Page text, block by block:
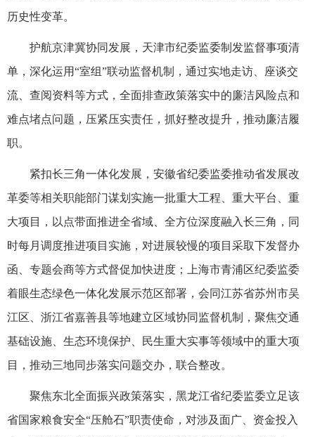
历史性变革。
护航京津冀协同发展，天津市纪委监委制发监督事项清
单，深化运用“室组”联动监督机制，通过实地走访、座谈交
流、查阅资料等方式，全面排查政策落实中的廉洁风险点和
难点堵点问题，压紧压实责任，抓好整改提升，推动廉洁履
职。
紧扣长三角一体化发展，安徽省纪委监委推动省发展改
革委等相关职能部门谋划实施一批重大工程、重大平台、重
大项目，以点带面推进全省域、全方位深度融入长三角，同
时每月调度推进项目实施，对进展较慢的项目采取下发督办
函、专题会商等方式督促加快进度；上海市青浦区纪委监委
着眼生态绿色一体化发展示范区部署，会同江苏省苏州市吴
江区、浙江省嘉善县等地建立区域协同监督机制，聚焦交通
基础设施、生态环境保护、民生重大实事等领域中的重大项
目，推动三地同步落实问题交办，联合整改。
聚焦东北全面振兴政策落实，黑龙江省纪委监委立足该
省国家粮食安全“压舱石”职责使命，对涉及面广、资金投入